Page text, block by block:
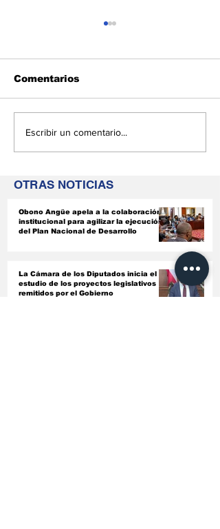
Guinea Ecuatorial
a competir en casa
Comentarios
Escribir un comentario...
OTRAS NOTICIAS
Obono Angüe apela a la colaboración
institucional para agilizar la ejecución
del Plan Nacional de Desarrollo
La Cámara de los Diputados inicia el
estudio de los proyectos legislativos
remitidos por el Gobierno